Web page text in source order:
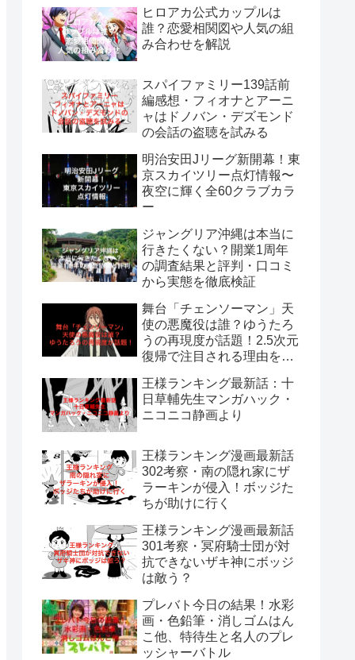
ヒロアカ公式カップルは
誰？恋愛相関図や人気の組
み合わせを解説
スパイファミリー139話前
編感想・フィオナとアーニ
ャはドノバン・デズモンド
の会話の盗聴を試みる
明治安田Jリーグ新開幕！東
京スカイツリー点灯情報〜
夜空に輝く全60クラブカラ
ー
ジャングリア沖縄は本当に
行きたくない？開業1周年
の調査結果と評判・口コミ
から実態を徹底検証
舞台「チェンソーマン」天
使の悪魔役は誰？ゆうたろ
うの再現度が話題！2.5次元
復帰で注目される理由を解
王様ランキング最新話：十
日草輔先生マンガハック・
ニコニコ静画より
王様ランキング漫画最新話
302考察・南の隠れ家にザ
ラーキンが侵入！ボッジた
ちが助けに行く
王様ランキング漫画最新話
301考察・冥府騎士団が対
抗できないザキ神にボッジ
は敵う？
プレバト今日の結果！水彩
画・色鉛筆・消しゴムはん
こ他、特待生と名人のプレ
ッシャーバトル